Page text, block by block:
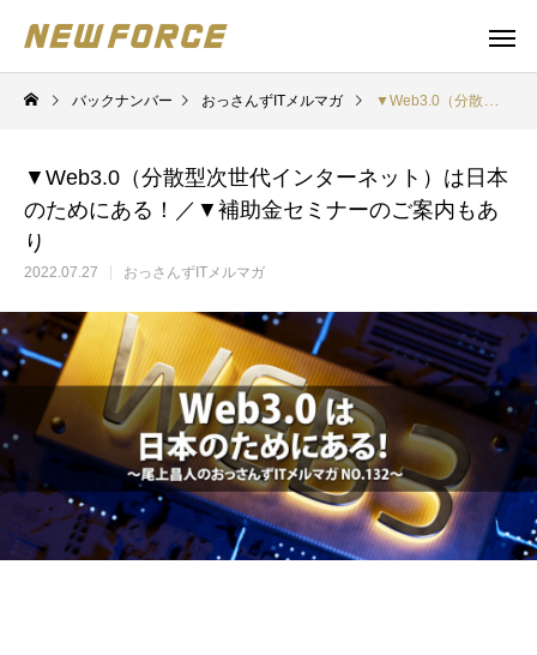
WEBコンテンツ
WEBマーケティング戦略立案
Claude
補助金の取得
バックナンバー おっさんずITメルマガ ▼Web3.0（分散型次世代インターネット）は日本のためにある！／▼補助金セミナーのご案内もあり
▼Web3.0（分散型次世代インターネット）は日本
のためにある！／▼補助金セミナーのご案内もあ
り
2022.07.27 おっさんずITメルマガ